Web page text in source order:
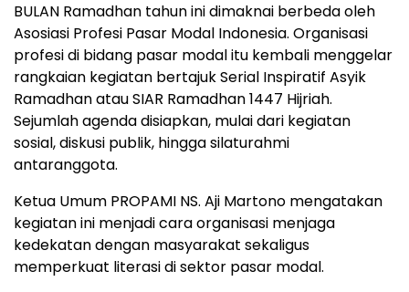
BULAN Ramadhan tahun ini dimaknai berbeda oleh
Asosiasi Profesi Pasar Modal Indonesia. Organisasi
profesi di bidang pasar modal itu kembali menggelar
rangkaian kegiatan bertajuk Serial Inspiratif Asyik
Ramadhan atau SIAR Ramadhan 1447 Hijriah.
Sejumlah agenda disiapkan, mulai dari kegiatan
sosial, diskusi publik, hingga silaturahmi
antaranggota.
Ketua Umum PROPAMI NS. Aji Martono mengatakan
kegiatan ini menjadi cara organisasi menjaga
kedekatan dengan masyarakat sekaligus
memperkuat literasi di sektor pasar modal.